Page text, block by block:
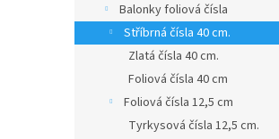
a
Balonky foliová čísla
Stříbrná čísla 40 cm.
Zlatá čísla 40 cm.
Foliová čísla 40 cm
Foliová čísla 12,5 cm
Tyrkysová čísla 12,5 cm.